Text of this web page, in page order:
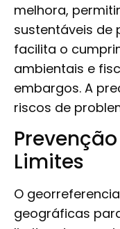
melhora,
sustentáveis de
facilita o
ambientais e
embargos. A
riscos de
Limites
O
geográficas